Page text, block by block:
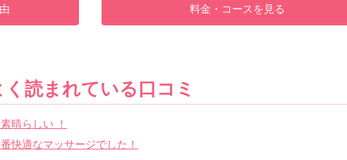
料金・コースを見る
く読まれている口コミ
晴らしい ！
快適なマッサージでした！